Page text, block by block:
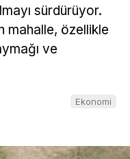
sürdürüyor.
mahalle, özellikle
ve
Ekonomi